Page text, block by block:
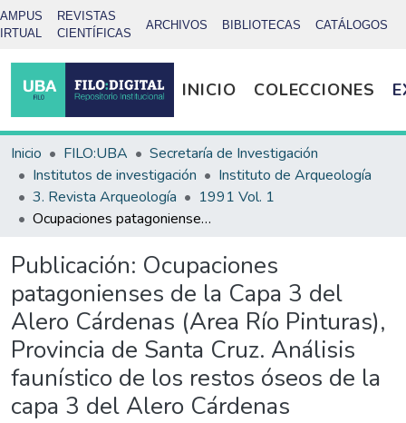
REVISTAS
CIENTÍFICAS
ARCHIVOS BIBLIOTECAS CATÁLOGOS
INICIO COLECCIONES
Inicio FILO:UBA
Secretaría de Investigación
Institutos de investigación
Instituto de Arqueología
3. Revista Arqueología
1991 Vol. 1
Ocupaciones patagonienses de la Capa 3 del Alero Cárdenas (Area Río Pinturas), Provincia de Santa Cruz. Análisis faunístico de los restos óseos de la capa 3 del Alero Cárdenas
Publicación: Ocupaciones
patagonienses de la Capa 3 del
Alero Cárdenas (Area Río Pinturas),
Provincia de Santa Cruz. Análisis
faunístico de los restos óseos de la
capa 3 del Alero Cárdenas